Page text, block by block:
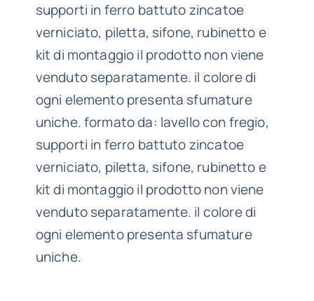
supporti in ferro battuto zincatoe
verniciato, piletta, sifone, rubinetto e
kit di montaggio il prodotto non viene
venduto separatamente. il colore di
ogni elemento presenta sfumature
uniche. formato da: lavello con fregio,
supporti in ferro battuto zincatoe
verniciato, piletta, sifone, rubinetto e
kit di montaggio il prodotto non viene
venduto separatamente. il colore di
ogni elemento presenta sfumature
uniche.